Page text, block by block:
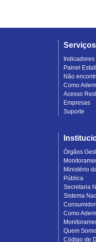
Serviços
Indicadores
Painel
Não
Como
Acesso
Empresas
Suporte
Órgãos
Ministério
Pública
Secretaria
Sistema
Consumidor
Como
Quem
Código de